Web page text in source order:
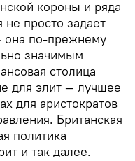
короны и ряда
просто задает
она по-прежнему
значимым
столица
для элит — лучшее
для аристократов
Британская
политика
и так далее.